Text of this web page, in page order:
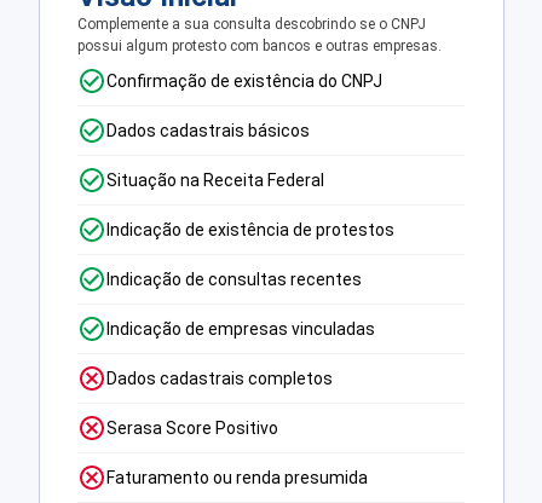
Complemente a sua consulta descobrindo se o CNPJ
possui algum protesto com bancos e outras empresas.
Confirmação de existência do CNPJ
Dados cadastrais básicos
Situação na Receita Federal
Indicação de existência de protestos
Indicação de consultas recentes
Indicação de empresas vinculadas
Dados cadastrais completos
Serasa Score Positivo
Faturamento ou renda presumida